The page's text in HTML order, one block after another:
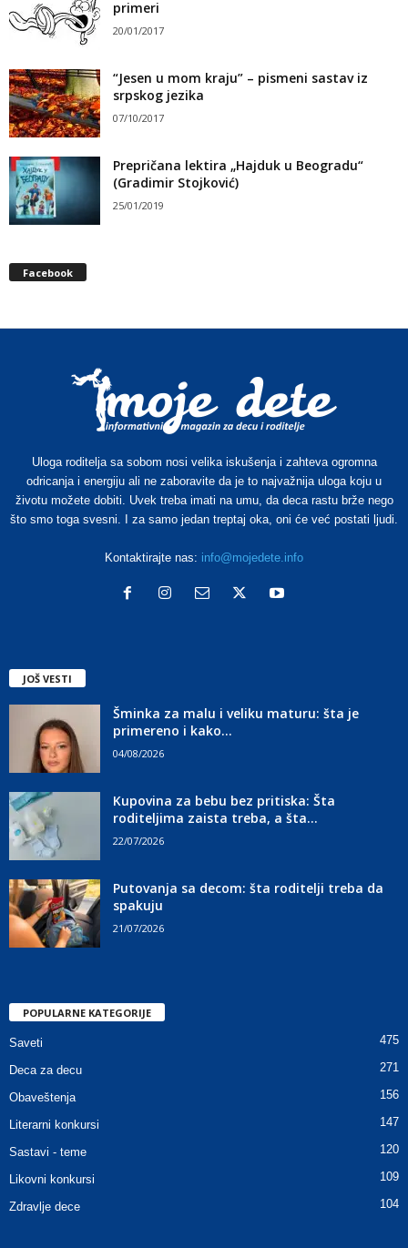
primeri
20/01/2017
“Jesen u mom kraju” – pismeni sastav iz
srpskog jezika
07/10/2017
Prepričana lektira „Hajduk u Beogradu“
(Gradimir Stojković)
25/01/2019
Facebook
Uloga roditelja sa sobom nosi velika iskušenja i zahteva ogromna
odricanja i energiju ali ne zaboravite da je to najvažnija uloga koju u
životu možete dobiti. Uvek treba imati na umu, da deca rastu brže nego
što smo toga svesni. I za samo jedan treptaj oka, oni će već postati ljudi.
Kontaktirajte nas: info@mojedete.info
JOŠ VESTI
Šminka za malu i veliku maturu: šta je
primereno i kako...
04/08/2026
Kupovina za bebu bez pritiska: Šta
roditeljima zaista treba, a šta...
22/07/2026
Putovanja sa decom: šta roditelji treba da
spakuju
21/07/2026
POPULARNE KATEGORIJE
Saveti 475
Deca za decu 271
Obaveštenja 156
Literarni konkursi 147
Sastavi - teme 120
Likovni konkursi 109
Zdravlje dece 104